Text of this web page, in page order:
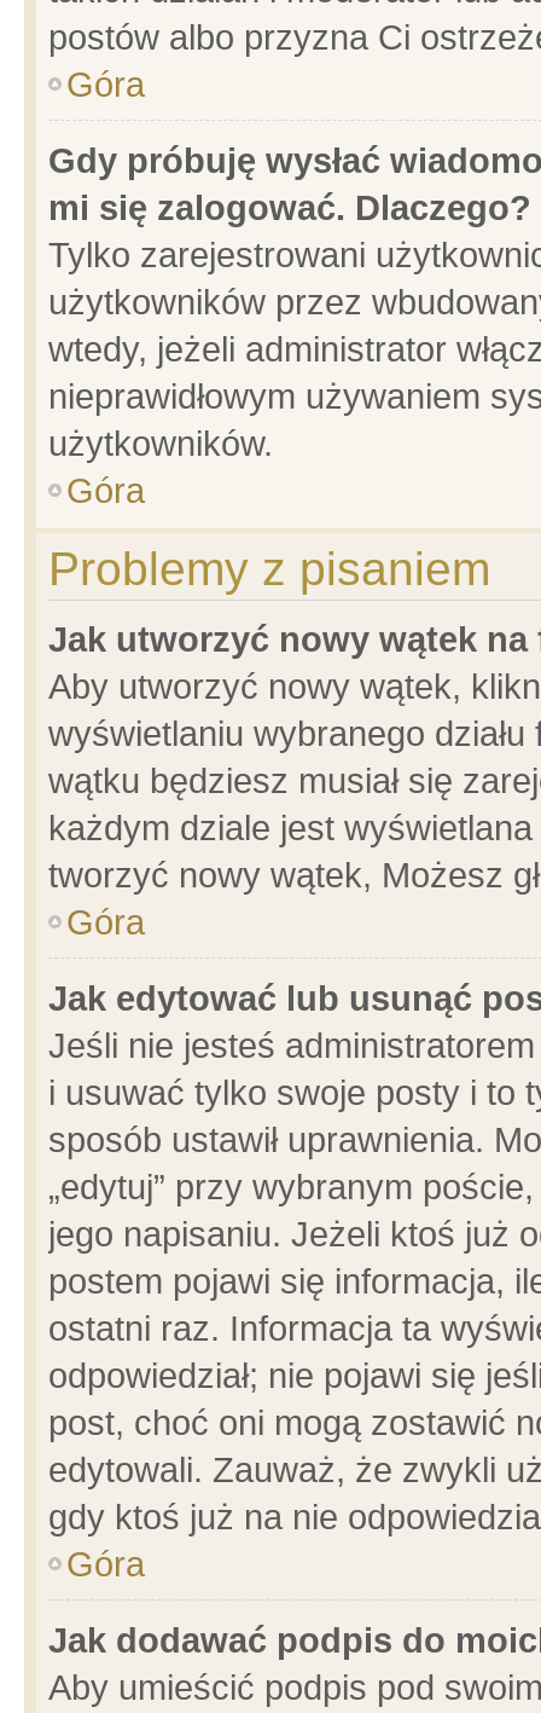
postów albo przyzna Ci
Góra
Gdy próbuję wysłać
mi się zalogować. Dlaczego?
Tylko zarejestrowani
użytkowników przez
wtedy, jeżeli administrator
nieprawidłowym używaniem
użytkowników.
Góra
Problemy z pisaniem
Jak utworzyć nowy wątek na
Aby utworzyć nowy wątek,
wyświetlaniu wybranego
wątku będziesz musiał się
każdym dziale jest
tworzyć nowy wątek, Możesz
Góra
Jak edytować lub usunąć
Jeśli nie jesteś
i usuwać tylko swoje posty i to
sposób ustawił uprawnienia.
„edytuj” przy wybranym
jego napisaniu. Jeżeli ktoś już
postem pojawi się informacja,
ostatni raz. Informacja ta
odpowiedział; nie pojawi się
post, choć oni mogą zostawić
edytowali. Zauważ, że zwykli
gdy ktoś już na nie
Góra
Jak dodawać podpis do
Aby umieścić podpis pod